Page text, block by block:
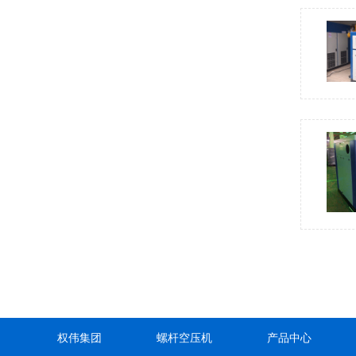
权伟集团 螺杆空压机 产品中心